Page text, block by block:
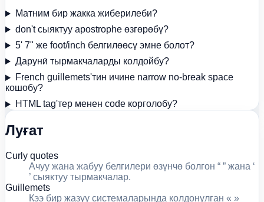
Матним бир жакка жиберилеби?
don't сыяктуу apostrophe өзгөрөбү?
5' 7" же foot/inch белгилөөсү эмне болот?
Дарунӣ тырмакчаларды колдойбу?
French guillemets'тин ичине narrow no-break space
кошобу?
HTML tag'тер менен code корголобу?
Луғат
Curly quotes
Ачуу жана жабуу белгилери өзүнчө болгон “ ” жана ‘
’ сыяктуу тырмакчалар.
Guillemets
Кээ бир жазуу системаларында колдонулган « »